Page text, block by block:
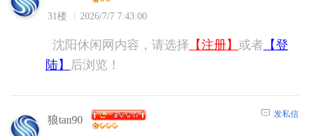
31楼 2026/7/7 7:43:00
沈阳休闲网内容，请选择 【注册】 或者 【登
陆】
后浏览！
狼tan90 发私信